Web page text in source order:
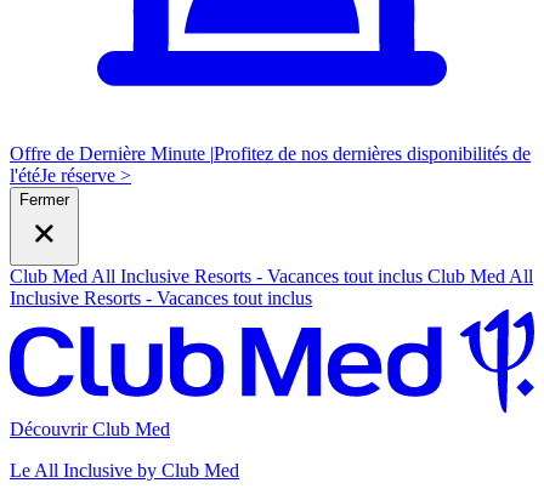
Offre de Dernière Minute |Profitez de nos dernières disponibilités de
l'étéJe réserve >
Fermer
Club Med All Inclusive Resorts - Vacances tout inclus Club Med All
Inclusive Resorts - Vacances tout inclus
Découvrir Club Med
Le All Inclusive by Club Med